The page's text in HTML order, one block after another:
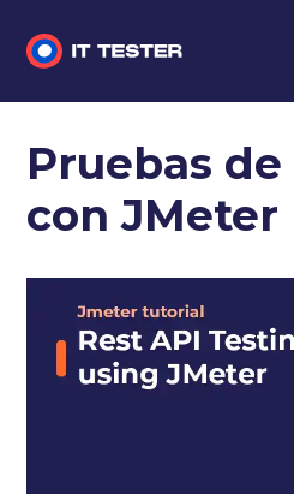
Preguntas de la
Pruebas manuales
Pruebas
con JMeter